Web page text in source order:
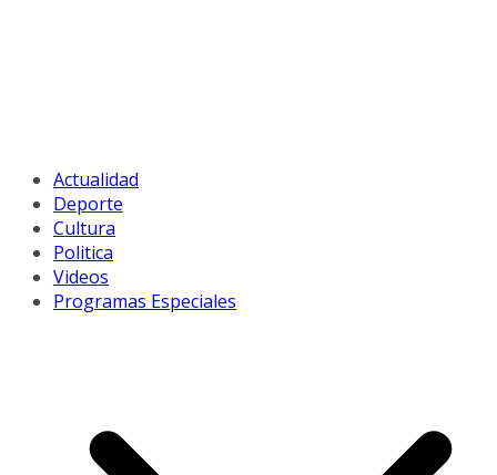
Actualidad
Deporte
Cultura
Politica
Videos
Programas Especiales